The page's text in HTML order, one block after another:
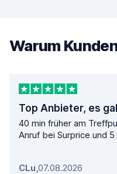
Warum
Top Anbieter, es
40 min früher am
Anruf bei Surprice und 5
CLu,07.08.2026